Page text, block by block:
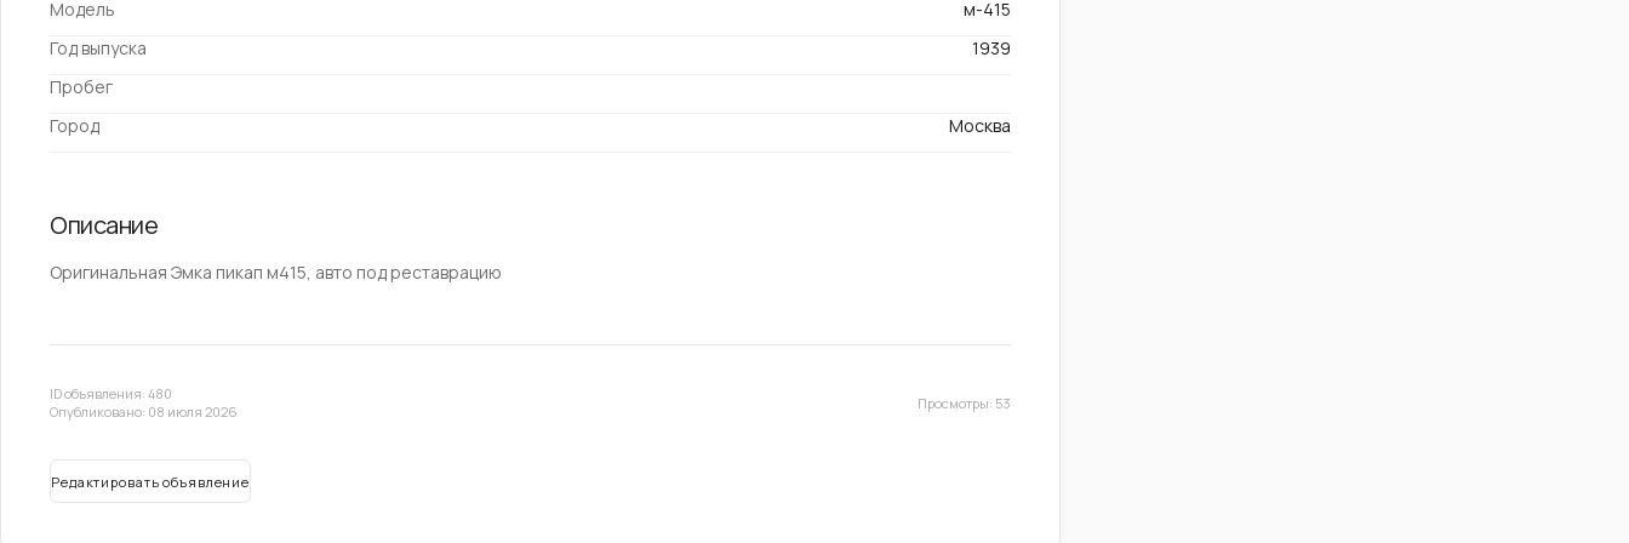
Модель
м-415
Год выпуска
1939
Пробег
Город
Москва
Описание
Оригинальная Эмка пикап м415, авто под реставрацию
ID объявления: 480
Опубликовано: 08 июля 2026
Просмотры: 53
Редактировать объявление